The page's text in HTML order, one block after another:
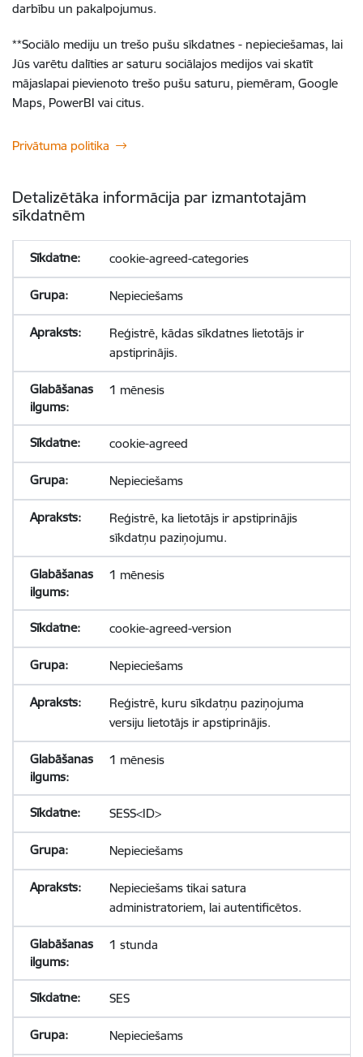
darbību un pakalpojumus.
**Sociālo mediju un trešo pušu sīkdatnes - nepieciešamas, lai
Jūs varētu dalīties ar saturu sociālajos medijos vai skatīt
mājaslapai pievienoto trešo pušu saturu, piemēram, Google
Maps, PowerBI vai citus.
Privātuma politika
Detalizētāka informācija par izmantotajām
sīkdatnēm
cookie-agreed-categories
Nepieciešams
Reģistrē, kādas sīkdatnes lietotājs ir
apstiprinājis.
1 mēnesis
cookie-agreed
Nepieciešams
Reģistrē, ka lietotājs ir apstiprinājis
sīkdatņu paziņojumu.
1 mēnesis
cookie-agreed-version
Nepieciešams
Reģistrē, kuru sīkdatņu paziņojuma
versiju lietotājs ir apstiprinājis.
1 mēnesis
SESS<ID>
Nepieciešams
Nepieciešams tikai satura
administratoriem, lai autentificētos.
1 stunda
SES
Nepieciešams